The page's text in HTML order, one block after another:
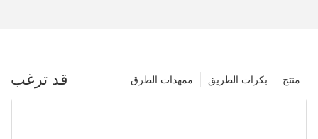
قد ترغب منتج بكرات الطريق ممهدات الطرق